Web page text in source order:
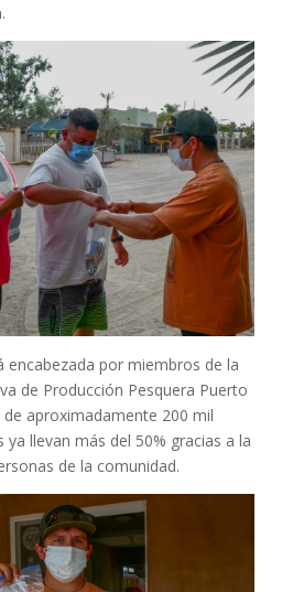
encabezada por miembros de la
de Producción Pesquera Puerto
aproximadamente 200 mil
ya llevan más del 50% gracias a la
de la comunidad.